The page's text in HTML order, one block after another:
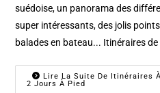
suédoise, un panorama des
super intéressants, des jolis
balades en bateau... Itinéraires
Lire La Suite De Itinéraires
2 Jours À Pied